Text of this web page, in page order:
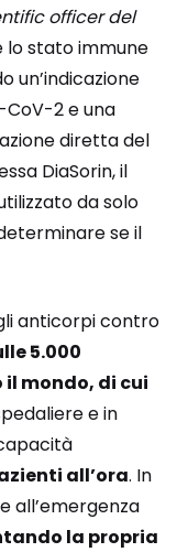
officer del
lo stato immune
un’indicazione
CoV-2 e una
diretta del
DiaSorin, il
da solo
se il
anticorpi contro
5.000
mondo, di cui
e in
all’ora. In
all’emergenza
la propria